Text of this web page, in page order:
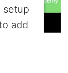
setup
add